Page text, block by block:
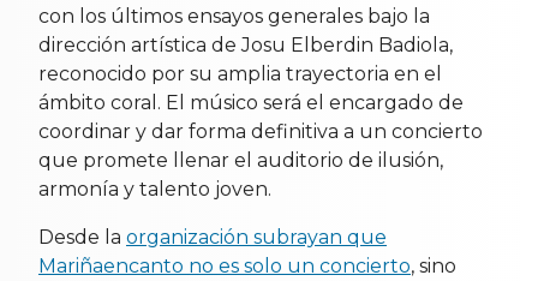
con los últimos ensayos generales bajo la
dirección artística de Josu Elberdin Badiola,
reconocido por su amplia trayectoria en el
ámbito coral. El músico será el encargado de
coordinar y dar forma definitiva a un concierto
que promete llenar el auditorio de ilusión,
armonía y talento joven.
Desde la organización subrayan que
Mariñaencanto no es solo un concierto, sino